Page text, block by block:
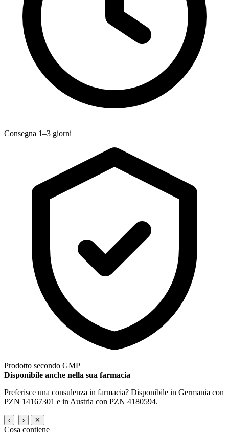
Consegna 1–3 giorni
Prodotto secondo GMP
Disponibile anche nella sua farmacia
Preferisce una consulenza in farmacia? Disponibile in Germania con
PZN 14167301 e in Austria con PZN 4180594.
‹ › ✕
Cosa contiene